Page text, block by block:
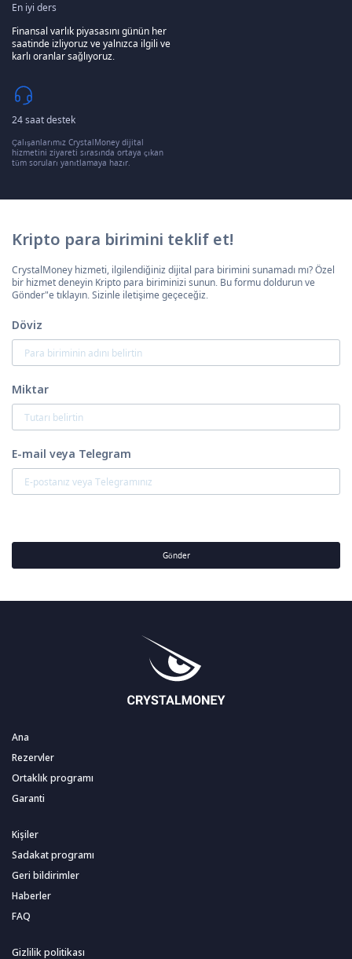
En iyi ders
Finansal varlık piyasasını günün her
saatinde izliyoruz ve yalnızca ilgili ve
karlı oranlar sağlıyoruz.
24 saat destek
Çalışanlarımız CrystalMoney dijital
hizmetini ziyareti sırasında ortaya çıkan
tüm soruları yanıtlamaya hazır.
Kripto para birimini teklif et!
CrystalMoney hizmeti, ilgilendiğiniz dijital para birimini sunamadı mı? Özel
bir hizmet deneyin Kripto para biriminizi sunun. Bu formu doldurun ve
Gönder"e tıklayın. Sizinle iletişime geçeceğiz.
Döviz
Miktar
E-mail veya Telegram
Gönder
Ana
Rezervler
Ortaklık programı
Garanti
Kişiler
Sadakat programı
Geri bildirimler
Haberler
FAQ
Gizlilik politikası